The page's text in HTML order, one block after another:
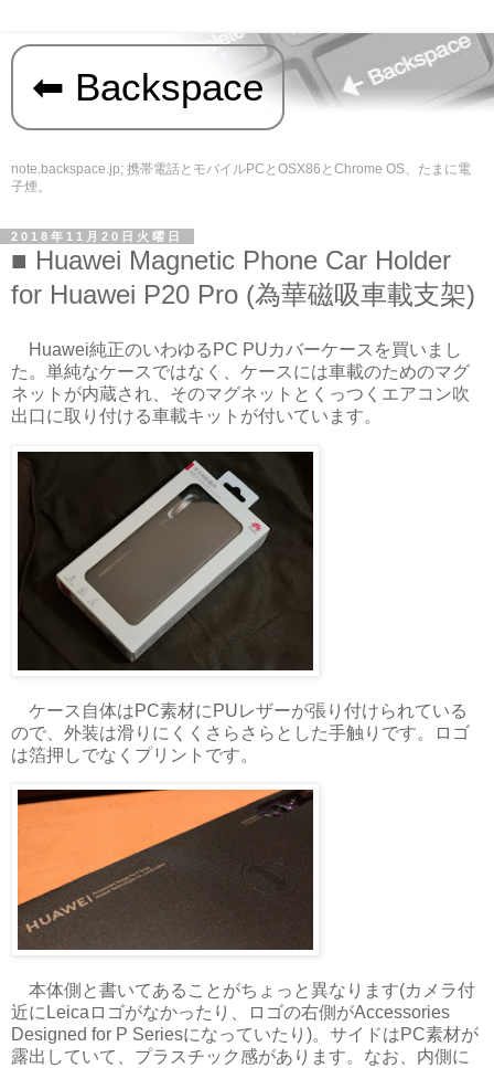
Backspace
note.backspace.jp; 携帯電話とモバイルPCとOSX86とChrome OS、たまに電
子煙。
2018年11月20日火曜日
Huawei Magnetic Phone Car Holder
for Huawei P20 Pro (為華磁吸車載支架)
Huawei純正のいわゆるPC PUカバーケースを買いまし
た。単純なケースではなく、ケースには車載のためのマグ
ネットが内蔵され、そのマグネットとくっつくエアコン吹
出口に取り付ける車載キットが付いています。
ケース自体はPC素材にPUレザーが張り付けられている
ので、外装は滑りにくくさらさらとした手触りです。ロゴ
は箔押しでなくプリントです。
本体側と書いてあることがちょっと異なります(カメラ付
近にLeicaロゴがなかったり、ロゴの右側がAccessories
Designed for P Seriesになっていたり)。サイドはPC素材が
露出していて、プラスチック感があります。なお、内側に